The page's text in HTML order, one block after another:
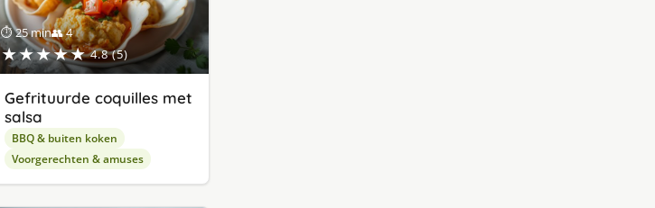
⏱ 25 min👥 4
★★★★★ 4.8 (5)
Gefrituurde coquilles met
salsa
BBQ & buiten koken
Voorgerechten & amuses